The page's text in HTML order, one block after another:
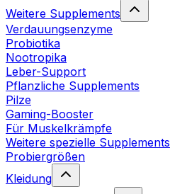
Weitere Supplements
Verdauungsenzyme
Probiotika
Nootropika
Leber-Support
Pflanzliche Supplements
Pilze
Gaming-Booster
Für Muskelkrämpfe
Weitere spezielle Supplements
Probiergrößen
Kleidung